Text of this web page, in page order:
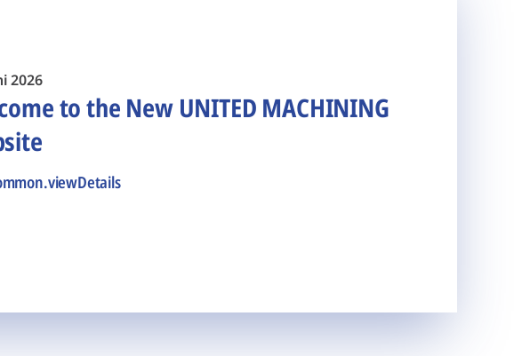
2026
to the New UNITED MACHINING